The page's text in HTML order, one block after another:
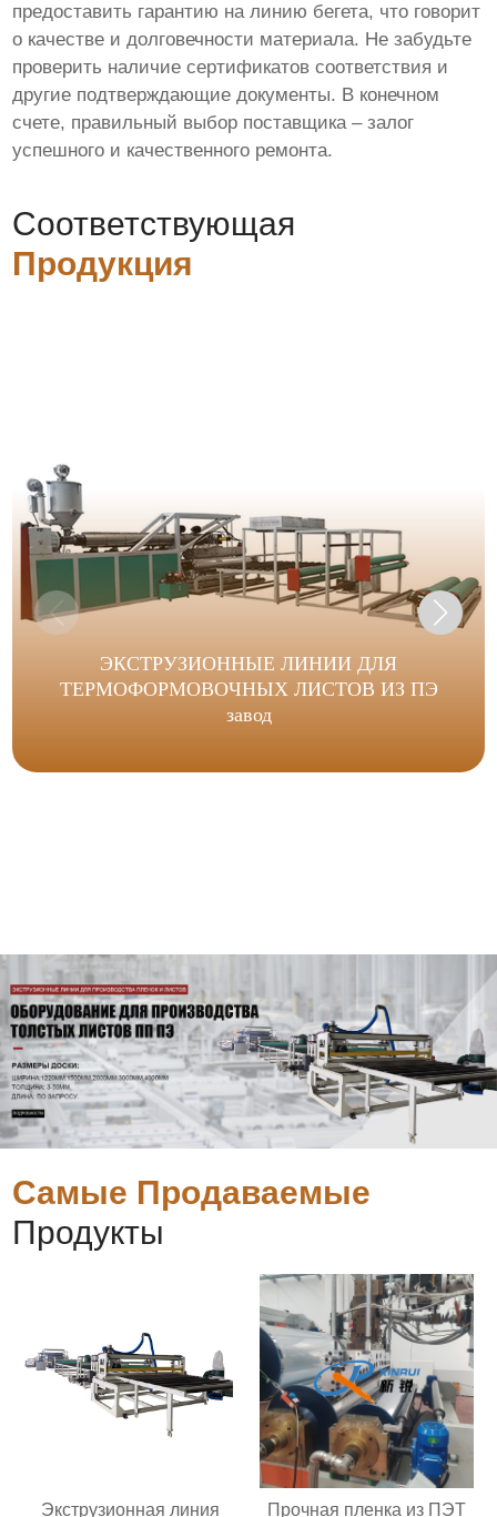
предоставить гарантию на линию бегета, что говорит
о качестве и долговечности материала. Не забудьте
проверить наличие сертификатов соответствия и
другие подтверждающие документы. В конечном
счете, правильный выбор поставщика – залог
успешного и качественного ремонта.
Соответствующая
Продукция
ЭКСТРУЗИОННЫЕ ЛИНИИ ДЛЯ
ТЕРМОФОРМОВОЧНЫХ ЛИСТОВ ИЗ ПЭ
завод
Самые Продаваемые
Продукты
Экструзионная линия Прочная пленка из ПЭТ